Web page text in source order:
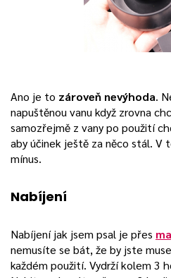
Ano je to zároveň nevýhoda.
napuštěnou vanu když zrovna
samozřejmě z vany po použití
aby účinek ještě za něco stál. V
mínus.
Nabíjení
Nabíjení jak jsem psal je přes
nemusíte se bát, že by jste
každém použití. Vydrží kolem 3